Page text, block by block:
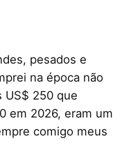
pesados e
na época não
US$ 250 que
em 2026, eram um
comigo meus